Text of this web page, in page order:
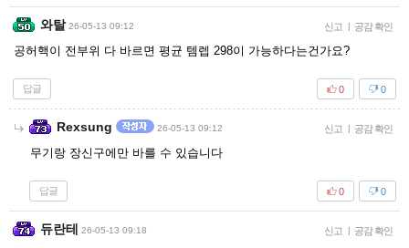
와탈 26-05-13 09:12 신고 | 공감 확인
공허핵이 전부위 다 바르면 평균 템렙 298이 가능하다는건가요?
답글 0
0
Rexsung 26-05-13 09:12 신고 | 공감 확인
무기랑 장신구에만 바를 수 있습니다
답글 0
0
듀란테 26-05-13 09:18 신고 | 공감 확인